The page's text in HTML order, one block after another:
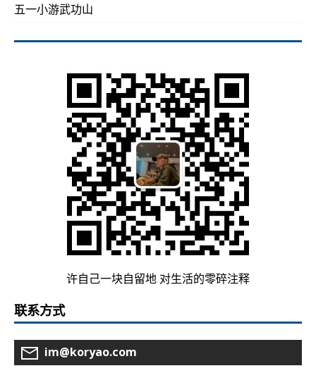
五一小游武功山
许自己一块自留地 对生活的零碎注释
联系方式
im@koryao.com